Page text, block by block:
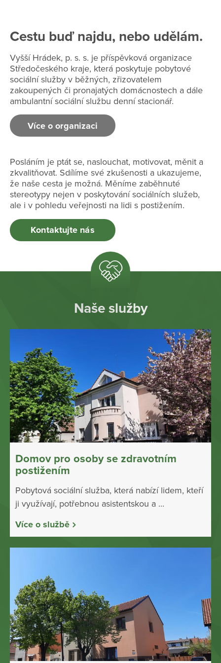
Cestu buď najdu, nebo udělám.
Vyšší Hrádek, p. s. s. je příspěvková organizace
Středočeského kraje, která poskytuje pobytové
sociální služby v běžných, zřizovatelem
zakoupených či pronajatých domácnostech a dále
ambulantní sociální službu denní stacionář.
Více o organizaci
Posláním je ptát se, naslouchat, motivovat, měnit a
zkvalitňovat. Sdílíme své zkušenosti a ukazujeme,
že naše cesta je možná. Měníme zaběhnuté
stereotypy nejen v poskytování sociálních služeb,
ale i v pohledu veřejnosti na lidi s postižením.
Kontaktujte nás
Naše služby
Domov pro osoby se zdravotním
postižením
Pobytová sociální služba, která nabízí lidem, kteří
ji využívají, potřebnou asistentskou a ...
Více o službě